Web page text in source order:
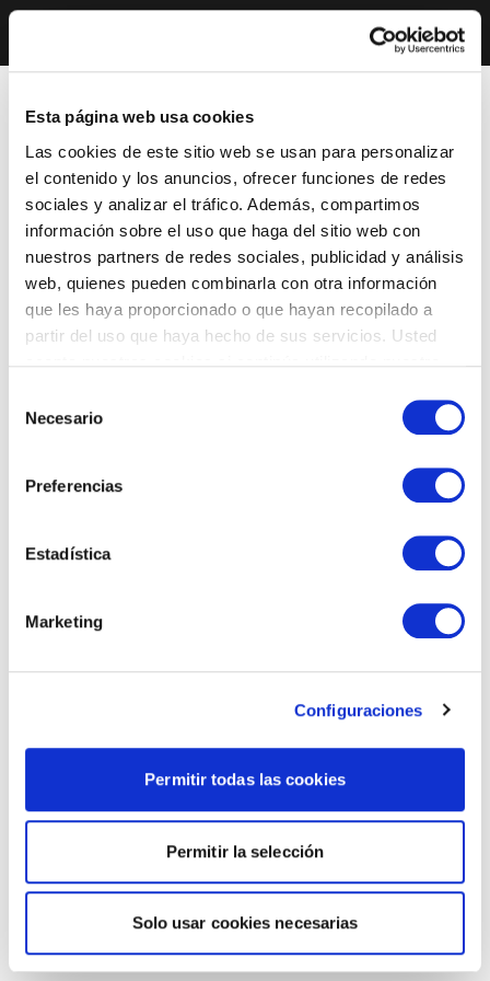
Esta página web usa cookies
Las cookies de este sitio web se usan para personalizar
el contenido y los anuncios, ofrecer funciones de redes
sociales y analizar el tráfico. Además, compartimos
información sobre el uso que haga del sitio web con
nuestros partners de redes sociales, publicidad y análisis
web, quienes pueden combinarla con otra información
que les haya proporcionado o que hayan recopilado a
partir del uso que haya hecho de sus servicios. Usted
Necesario
Preferencias
Estadística
Marketing
Configuraciones
Permitir todas las cookies
Permitir la selección
Solo usar cookies necesarias